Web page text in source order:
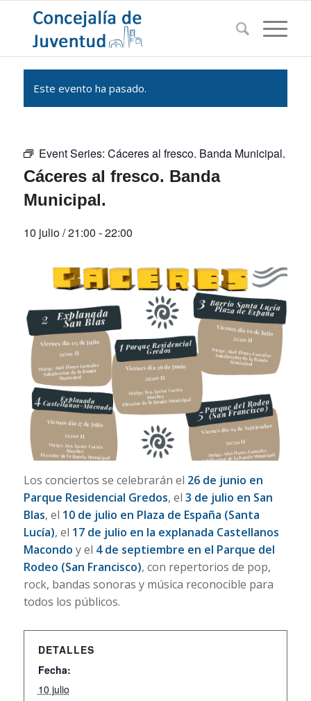
Este evento ha pasado.
Event Series: Cáceres al fresco. Banda Municipal.
Cáceres al fresco. Banda
Municipal.
10 julio / 21:00 -22:00
Los conciertos se celebrarán el 26 de junio en
Parque Residencial Gredos, el 3 de julio en San
Blas, el 10 de julio en Plaza de España (Santa
Lucía), el 17 de julio en la explanada Castellanos
Macondo y el 4 de septiembre en el Parque del
Rodeo (San Francisco), con repertorios de pop,
rock, bandas sonoras y música reconocible para
todos los públicos.
DETALLES
Fecha:
10 julio